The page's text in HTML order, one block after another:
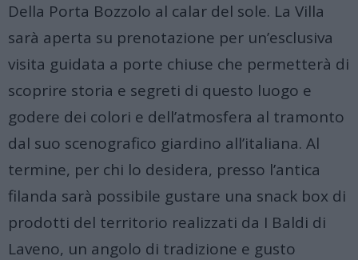
Della Porta Bozzolo al calar del sole. La Villa
sarà aperta su prenotazione per un’esclusiva
visita guidata a porte chiuse che permetterà di
scoprire storia e segreti di questo luogo e
godere dei colori e dell’atmosfera al tramonto
dal suo scenografico giardino all’italiana. Al
termine, per chi lo desidera, presso l’antica
filanda sarà possibile gustare una snack box di
prodotti del territorio realizzati da I Baldi di
Laveno, un angolo di tradizione e gusto